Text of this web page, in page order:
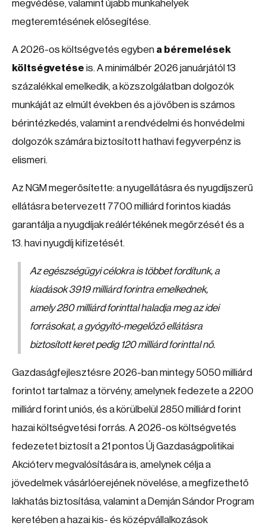
megvédése, valamint újabb munkahelyek
megteremtésének elősegítése.
A 2026-os költségvetés egyben a béremelések
költségvetése is. A minimálbér 2026 januárjától 13
százalékkal emelkedik, a közszolgálatban dolgozók
munkáját az elmúlt években és a jövőben is számos
bérintézkedés, valamint a rendvédelmi és honvédelmi
dolgozók számára biztosított hathavi fegyverpénz is
elismeri.
Az NGM megerősítette: a nyugellátásra és nyugdíjszerű
ellátásra betervezett 7700 milliárd forintos kiadás
garantálja a nyugdíjak reálértékének megőrzését és a
13. havi nyugdíj kifizetését.
Az egészségügyi célokra is többet fordítunk, a
kiadások 3919 milliárd forintra emelkednek,
amely 280 milliárd forinttal haladja meg az idei
forrásokat, a gyógyító-megelőző ellátásra
biztosított keret pedig 120 milliárd forinttal nő.
Gazdaságfejlesztésre 2026-ban mintegy 5050 milliárd
forintot tartalmaz a törvény, amelynek fedezete a 2200
milliárd forint uniós, és a körülbelül 2850 milliárd forint
hazai költségvetési forrás. A 2026-os költségvetés
fedezetet biztosít a 21 pontos Új Gazdaságpolitikai
Akcióterv megvalósítására is, amelynek célja a
jövedelmek vásárlóerejének növelése, a megfizethető
lakhatás biztosítása, valamint a Demján Sándor Program
keretében a hazai kis- és középvállalkozások